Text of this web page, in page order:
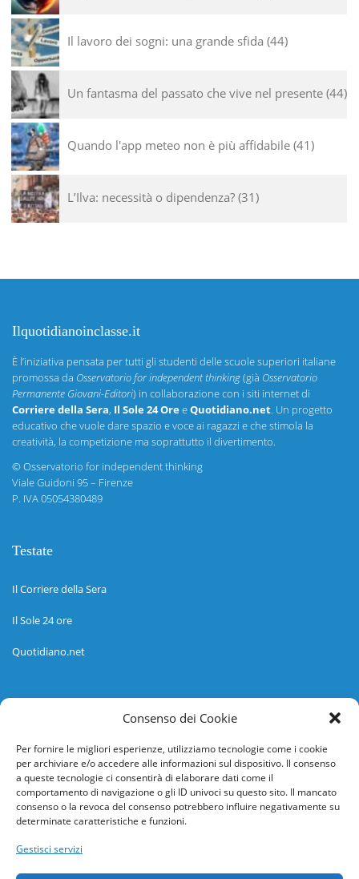
Consenso dei Cookie
Per fornire le migliori esperienze, utilizziamo tecnologie come i cookie
per archiviare e/o accedere alle informazioni sul dispositivo. Il consenso
a queste tecnologie ci consentirà di elaborare dati come il
comportamento di navigazione o gli ID univoci su questo sito. Il mancato
consenso o la revoca del consenso potrebbero influire negativamente su
determinate caratteristiche e funzioni.
Gestisci servizi
Il lavoro dei sogni: una grande sfida 44
Un fantasma del passato che vive nel presente 44
Quando l'app meteo non è più affidabile 41
L’Ilva: necessità o dipendenza? 31
Ilquotidianoinclasse.it
È l’iniziativa pensata per tutti gli studenti delle scuole superiori italiane
promossa da Osservatorio for independent thinking(già Osservatorio
Permanente Giovani-Editori) in collaborazione con i siti internet di
Corriere della Sera, Il Sole 24 OreeQuotidiano.net. Un progetto
educativo che vuole dare spazio e voce ai ragazzi e che stimola la
creatività, la competizione ma soprattutto il divertimento.
©Osservatorio for independent thinking
Viale Guidoni 95 – Firenze
P. IVA 05054380489
Testate
Il Corriere della Sera
Il Sole 24 ore
Quotidiano.net
Informazioni
Help desk
Guida rapida